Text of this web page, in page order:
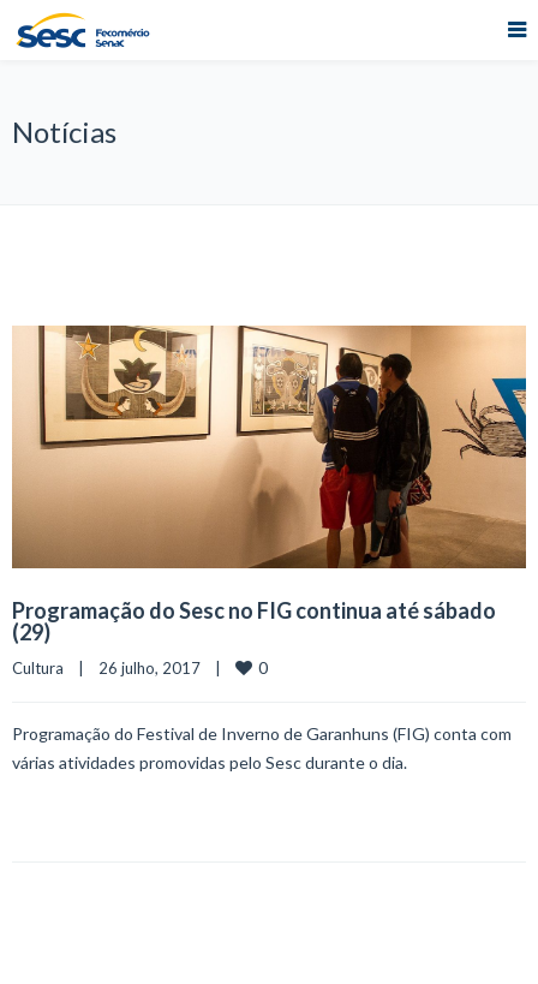
Notícias
Programação do Sesc no FIG continua até sábado
(29)
Cultura
    |    26 julho, 2017    |
0
Programação do Festival de Inverno de Garanhuns (FIG) conta com
várias atividades promovidas pelo Sesc durante o dia.